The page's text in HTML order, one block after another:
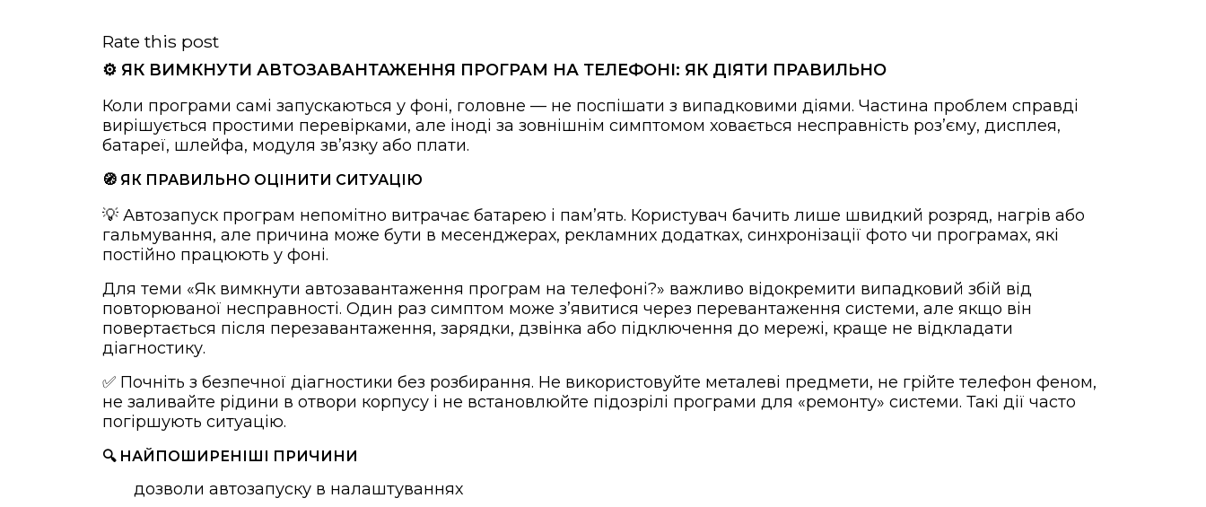
Rate this post
⚙️ ЯК ВИМКНУТИ АВТОЗАВАНТАЖЕННЯ ПРОГРАМ НА ТЕЛЕФОНІ: ЯК ДІЯТИ ПРАВИЛЬНО
Коли програми самі запускаються у фоні, головне — не поспішати з випадковими діями. Частина проблем справді
вирішується простими перевірками, але іноді за зовнішнім симптомом ховається несправність розʼєму, дисплея,
батареї, шлейфа, модуля звʼязку або плати.
🧭 ЯК ПРАВИЛЬНО ОЦІНИТИ СИТУАЦІЮ
💡 Автозапуск програм непомітно витрачає батарею і памʼять. Користувач бачить лише швидкий розряд, нагрів або
гальмування, але причина може бути в месенджерах, рекламних додатках, синхронізації фото чи програмах, які
постійно працюють у фоні.
Для теми «Як вимкнути автозавантаження програм на телефоні?» важливо відокремити випадковий збій від
повторюваної несправності. Один раз симптом може зʼявитися через перевантаження системи, але якщо він
повертається після перезавантаження, зарядки, дзвінка або підключення до мережі, краще не відкладати
діагностику.
✅ Почніть з безпечної діагностики без розбирання. Не використовуйте металеві предмети, не грійте телефон феном,
не заливайте рідини в отвори корпусу і не встановлюйте підозрілі програми для «ремонту» системи. Такі дії часто
погіршують ситуацію.
🔍 НАЙПОШИРЕНІШІ ПРИЧИНИ
дозволи автозапуску в налаштуваннях